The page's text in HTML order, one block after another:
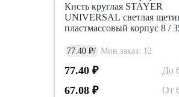
Кисть круглая STAYER
UNIVERSAL светлая
пластмассовый корпус 8 /
77.40 ₽/ Мин.заказ: 12
77.40 ₽ До
67.08 ₽ От